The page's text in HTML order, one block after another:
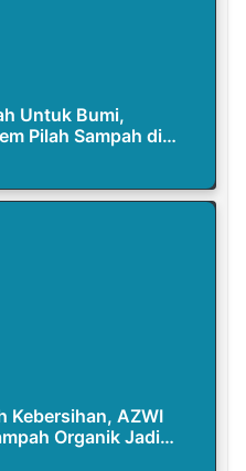
Untuk Bumi,
Pilah Sampah di
Kebersihan, AZWI
Organik Jadi